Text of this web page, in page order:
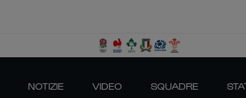
NOTIZIE VIDEO SQUADRE